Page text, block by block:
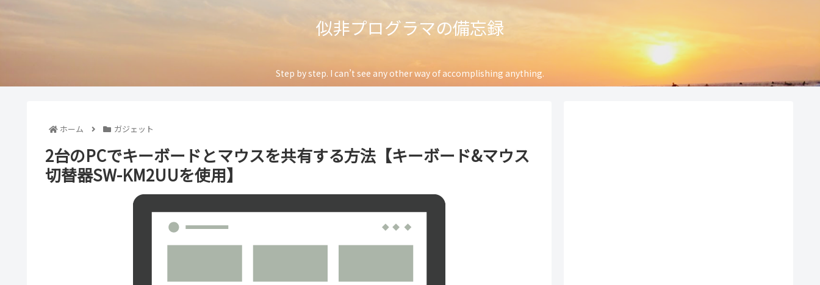
似非プログラマの備忘録
Step by step. I can’t see any other way of accomplishing anything.
ホーム ガジェット
2台のPCでキーボードとマウスを共有する方法【キーボード&マウス
切替器SW-KM2UUを使用】